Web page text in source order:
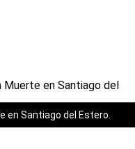
en Santiago del Estero.